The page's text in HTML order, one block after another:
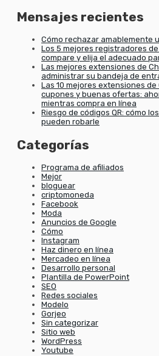
Mensajes recientes
Cómo rechazar amablemente
Los 5 mejores registradores
compare y elija el adecuado
Las mejores extensiones de
administrar su bandeja de
Las 10 mejores extensiones
cupones y buenas ofertas:
mientras compra en línea
Riesgo de códigos QR: cómo
pueden robarle
Categorías
Programa de afiliados
Mejor
bloguear
criptomoneda
Facebook
Moda
Anuncios de Google
Cómo
Instagram
Haz dinero en línea
Mercadeo en línea
Desarrollo personal
Plantilla de PowerPoint
SEO
Redes sociales
Modelo
Gorjeo
Sin categorizar
Sitio web
WordPress
Youtube